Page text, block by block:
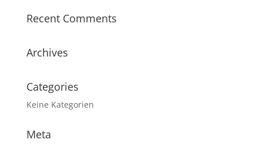
Recent Comments
Archives
Categories
Keine Kategorien
Meta